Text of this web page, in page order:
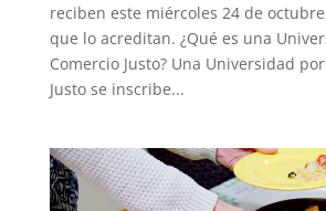
reciben este miércoles 24 de
que lo acreditan. ¿Qué es una
Comercio Justo? Una Universidad
Justo se inscribe...